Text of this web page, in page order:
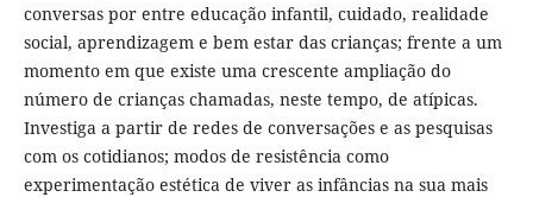
conversas por entre educação infantil, cuidado, realidade
social, aprendizagem e bem estar das crianças; frente a um
momento em que existe uma crescente ampliação do
número de crianças chamadas, neste tempo, de atípicas.
Investiga a partir de redes de conversações e as pesquisas
com os cotidianos; modos de resistência como
experimentação estética de viver as infâncias na sua mais